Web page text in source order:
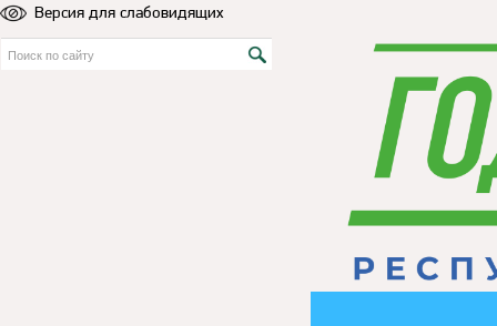
Версия для слабовидящих